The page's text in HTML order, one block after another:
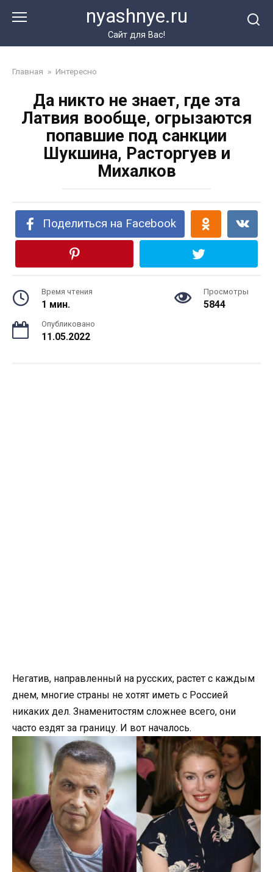
nyashnye.ru
Сайт для Вас!
Главная » Интересно
Да никто не знает, где эта
Латвия вообще, огрызаются
попавшие под санкции
Шукшина, Расторгуев и
Михалков
Поделиться на Facebook
Время чтения
1 мин.
Просмотры
5844
Опубликовано
11.05.2022
Негатив, направленный на русских, растет с каждым
днем, многие страны не хотят иметь с Россией
никаких дел. Знаменитостям сложнее всего, они
часто ездят за границу. И вот началось.